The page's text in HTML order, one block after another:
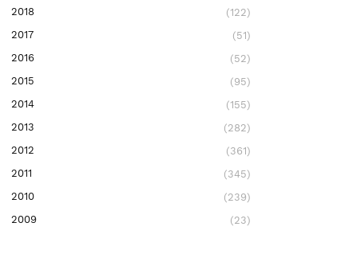
2018
(122)
2017
(51)
2016
(52)
2015
(95)
2014
(155)
2013
(282)
2012
(361)
2011
(345)
2010
(239)
2009
(23)